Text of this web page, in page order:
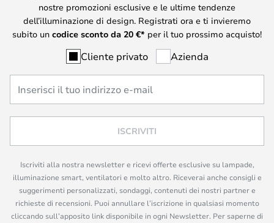
nostre promozioni esclusive e le ultime tendenze
dell’illuminazione di design. Registrati ora e ti invieremo
subito un codice sconto da 20 €* per il tuo prossimo acquisto!
Cliente privato Azienda
ISCRIVITI
Iscriviti alla nostra newsletter e ricevi offerte esclusive su lampade,
illuminazione smart, ventilatori e molto altro. Riceverai anche consigli e
suggerimenti personalizzati, sondaggi, contenuti dei nostri partner e
richieste di recensioni. Puoi annullare l’iscrizione in qualsiasi momento
cliccando sull’apposito link disponibile in ogni Newsletter. Per saperne di